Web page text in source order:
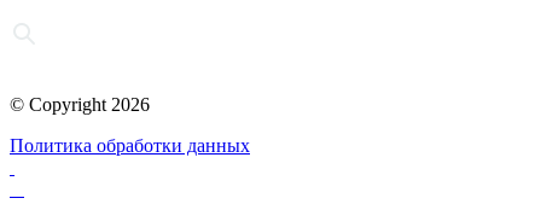
© Copyright 2026
Политика обработки данных